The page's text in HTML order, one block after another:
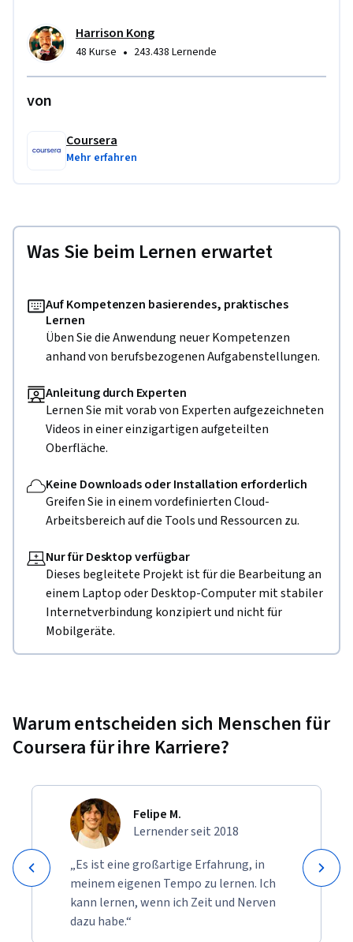
Harrison Kong
48 Kurse • 243.438 Lernende
von
Coursera
Mehr erfahren
Was Sie beim Lernen erwartet
Auf Kompetenzen basierendes, praktisches
Lernen
Üben Sie die Anwendung neuer Kompetenzen
anhand von berufsbezogenen Aufgabenstellungen.
Anleitung durch Experten
Lernen Sie mit vorab von Experten aufgezeichneten
Videos in einer einzigartigen aufgeteilten
Oberfläche.
Keine Downloads oder Installation erforderlich
Greifen Sie in einem vordefinierten Cloud-
Arbeitsbereich auf die Tools und Ressourcen zu.
Nur für Desktop verfügbar
Dieses begleitete Projekt ist für die Bearbeitung an
einem Laptop oder Desktop-Computer mit stabiler
Internetverbindung konzipiert und nicht für
Mobilgeräte.
Warum entscheiden sich Menschen für
Coursera für ihre Karriere?
Felipe M.
Lernender seit 2018
„Es ist eine großartige Erfahrung, in
meinem eigenen Tempo zu lernen. Ich
kann lernen, wenn ich Zeit und Nerven
dazu habe.“